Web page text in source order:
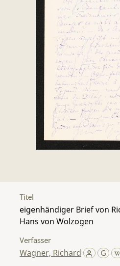
Titel
eigenhändiger Brief von
Hans von Wolzogen
Verfasser
Wagner, Richard